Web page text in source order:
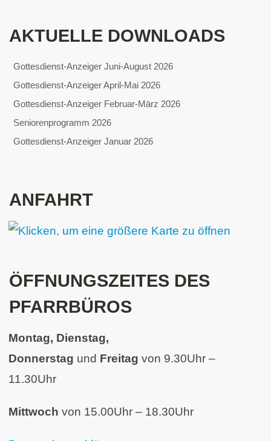
AKTUELLE DOWNLOADS
Gottesdienst-Anzeiger Juni-August 2026
Gottesdienst-Anzeiger April-Mai 2026
Gottesdienst-Anzeiger Februar-März 2026
Seniorenprogramm 2026
Gottesdienst-Anzeiger Januar 2026
ANFAHRT
ÖFFNUNGSZEITES DES
PFARRBÜROS
Montag, Dienstag,
Donnerstag und Freitag von 9.30Uhr –
11.30Uhr
Mittwoch von 15.00Uhr – 18.30Uhr